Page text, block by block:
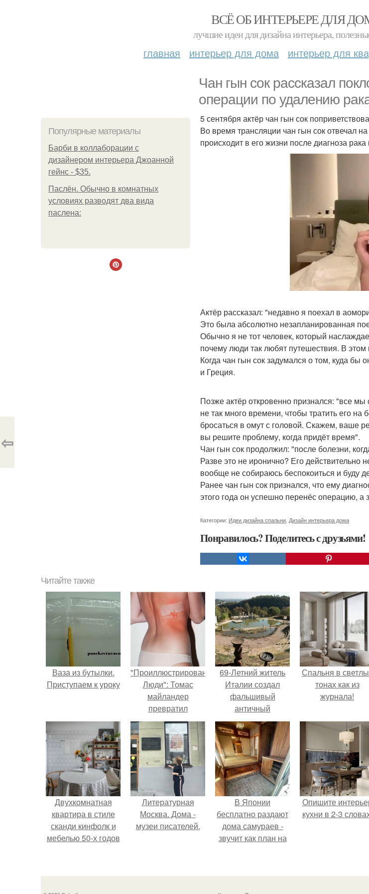
ВСЁ ОБ ИНТЕРЬЕРЕ ДЛЯ
лучшие идеи для дизайна интерьера,
главная интерьер для дома интерьер для
Чан гын сок рассказал
операции по удалению
Популярные материалы
Барби в коллаборации с
дизайнером интерьера Джоанной
гейнс - $35.
Паслён. Обычно в комнатных
условиях разводят два вида
паслена:
5 сентября актёр чан гын сок
Во время трансляции чан гын сок отвечал
происходит в его жизни после диагноза
Актёр рассказал: "недавно я поехал в
Это была абсолютно незапланированная
Обычно я не тот человек, который
почему люди так любят путешествия. В этом
Когда чан гын сок задумался о том, куда бы
и Греция.
Позже актёр откровенно признался: "все
не так много времени, чтобы тратить его
бросаться в омут с головой. Скажем, ваше
вы решите проблему, когда придёт время".
Чан гын сок продолжил: "после болезни,
Разве это не иронично? Его действительно
вообще не собираюсь беспокоиться и буду
Ранее чан гын сок признался, что ему
этого года он успешно перенёс операцию,
Категории: Идеи дизайна спальни Дизайн интерьера дома
Понравилось? Поделитесь с друзьями!
⇦
Читайте также
Ваза из бутылки.
Приступаем к уроку
"Проиллюстрированные
Люди": Томас
майландер
превратил
солнечные ожоги в
арт - объект.
69-Летний житель
Италии создал
фальшивый
античный
амфитеатр и
долгое время
успешно выдавал
его за настоящее
историческое
наследие.
Спальня в
тонах как из
журнала!
Двухкомнатная
квартира в стиле
сканди кинфолк и
мебелью 50-х годов
Литературная
Москва. Дома -
музеи писателей.
В Японии
бесплатно раздают
дома самураев -
звучит как план на
Опишите
кухни в 2-3